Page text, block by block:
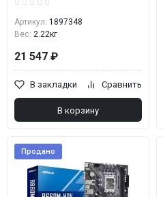
Артикул: 1897348
Вес: 2.22кг
21 547 ₽
В закладки Сравнить
В корзину
Продано